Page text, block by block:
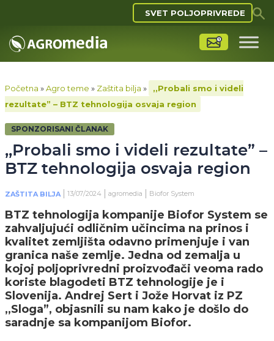
SVET POLJOPRIVREDE
Početna »Agro teme » Zaštita bilja »
,,Probali smo i videli
rezultate” – BTZ tehnologija osvaja region
SPONZORISANI ČLANAK
,,Probali smo i videli rezultate” –
BTZ tehnologija osvaja region
ZAŠTITA BILJA 13/07/2024 agromedia Biofor System
BTZ tehnologija kompanije Biofor System se
zahvaljujući odličnim učincima na prinos i
kvalitet zemljišta odavno primenjuje i van
granica naše zemlje. Jedna od zemalja u
kojoj poljoprivredni proizvođači veoma rado
koriste blagodeti BTZ tehnologije je i
Slovenija. Andrej Sert i Jože Horvat iz PZ
,,Sloga”, objasnili su nam kako je došlo do
saradnje sa kompanijom Biofor.